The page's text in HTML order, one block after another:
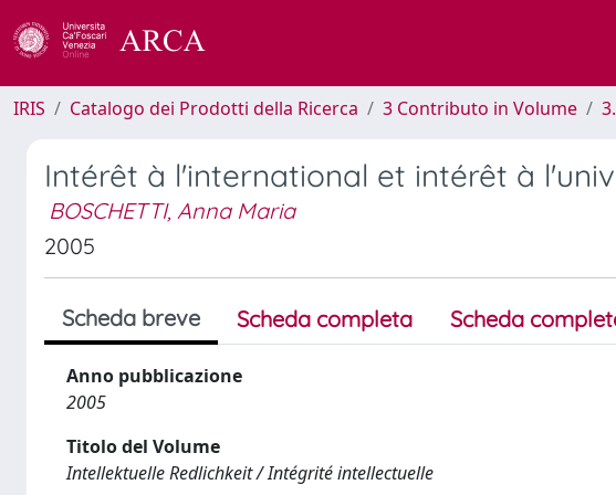
IRIS Catalogo dei Prodotti della Ricerca 3 Contributo in Volume
Intérêt à l'international et intérêt à
BOSCHETTI, Anna Maria
2005
Scheda breve Scheda completa Scheda
Anno pubblicazione
2005
Titolo del Volume
Intellektuelle Redlichkeit / Intégrité intellectuelle